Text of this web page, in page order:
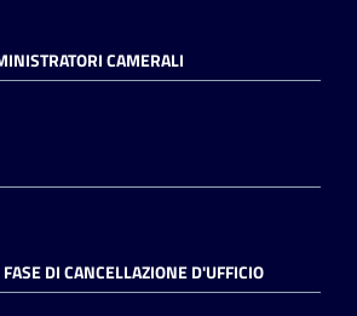
CAMERALI
DI CANCELLAZIONE D'UFFICIO